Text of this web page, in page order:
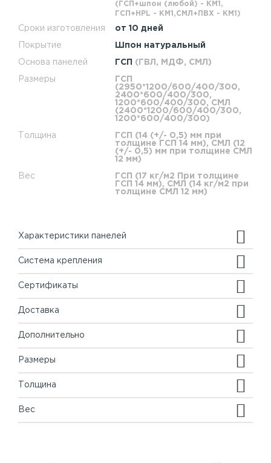
(ГСП+шпон (любой) - КМ1,
ГСП+HPL - КМ1,СМЛ+ПВХ - КМ1)
Сроки изготовления от 10 дней
Покрытие Шпон натуральный
Основа панелей ГСП (ГВЛ, МДФ, СМЛ)
Размеры
ГСП
(2950*1200/600/400/300,
2400*600/400/300,
1200*600/400/300, СМЛ
(2400*1200/600/400/300,
1200*600/400/300)
Толщина
ГСП (14 (+/- 0,5) мм при
толщине ГСП 14 мм), СМЛ (12
(+/- 0,5) мм при толщине СМЛ
12 мм)
Вес
ГСП (17 кг/м2 При толщине
ГСП 14 мм), СМЛ (14 кг/м2 при
толщине СМЛ 12 мм)
Характеристики панелей
Система крепления
Сертификаты
Доставка
Дополнительно
Размеры
Толщина
Вес